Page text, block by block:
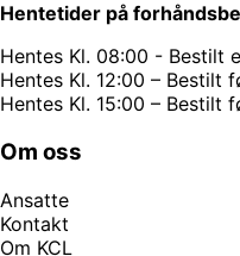
Hentetider på
Hentes Kl. 08:00 - Bestilt
Hentes Kl. 12:00 – Bestilt
Hentes Kl. 15:00 – Bestilt
Om oss
Ansatte
Kontakt
Om KCL